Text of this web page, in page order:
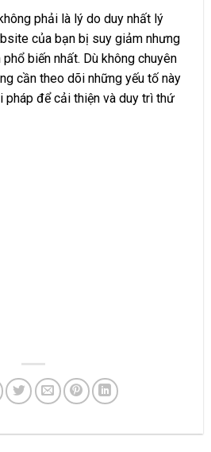
phải là lý do duy nhất lý
của bạn bị suy giảm nhưng
biến nhất. Dù không chuyên
cần theo dõi những yếu tố này
để cải thiện và duy trì thứ